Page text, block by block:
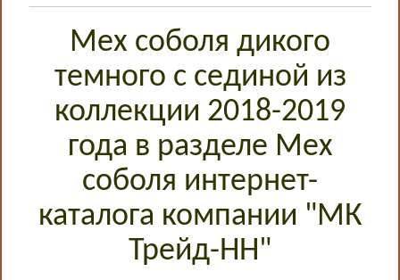
Мех соболя дикого
темного с сединой из
коллекции 2018-2019
года в разделе Мех
соболя интернет-
каталога компании "МК
Трейд-НН"